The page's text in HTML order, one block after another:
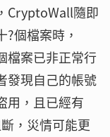
CryptoWall隨即
個檔案時，
檔案已非正常行
發現自己的帳號
用，且已經有
，災情可能更